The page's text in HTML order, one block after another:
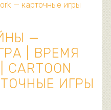
—
| ВРЕМЯ
ИГРЫ